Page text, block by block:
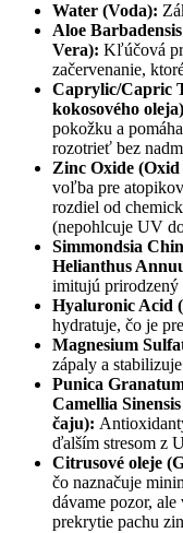
Water (Voda):
Aloe
Vera): Kľúčová
začervenanie,
Caprylic/Capric
kokosového
pokožku a
rozotrieť bez
Zinc Oxide
voľba pre
rozdiel od
(nepohlcuje UV
Simmondsia
Helianthus
imitujú
Hyaluronic Acid
hydratuje, čo je
Magnesium
zápaly a
Punica
Camellia
čaju):
ďalším stresom z
Citrusové oleje
čo naznačuje
dávame pozor,
prekrytie pachu